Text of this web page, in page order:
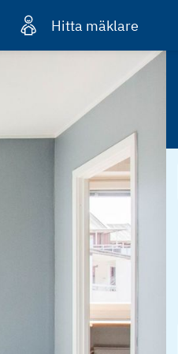
Hitta mäklare